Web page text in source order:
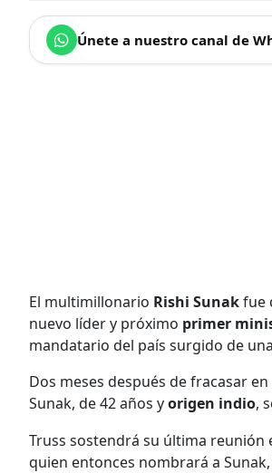
Únete a nuestro canal de
El multimillonario Rishi Sunakfue
nuevo líder y próximo primer
mandatario del país surgido de
Dos meses después de fracasar
Sunak, de 42 años yorigen indio,
Truss sostendrá su última reunión
quien entonces nombrará a